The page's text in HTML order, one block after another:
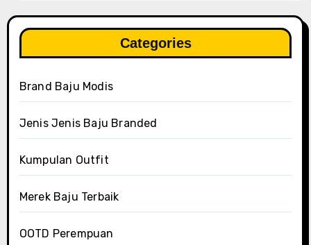
Categories
Brand Baju Modis
Jenis Jenis Baju Branded
Kumpulan Outfit
Merek Baju Terbaik
OOTD Perempuan